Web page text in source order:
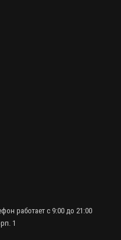
работает с 9:00 до 21:00
1